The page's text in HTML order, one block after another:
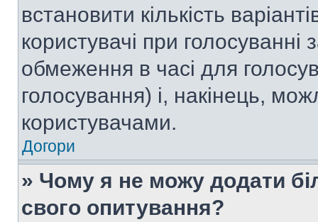
встановити кількість
користувачі при
обмеження в часі для
голосування) і, накінець,
користувачами.
Догори
» Чому я не можу додати
свого опитування?